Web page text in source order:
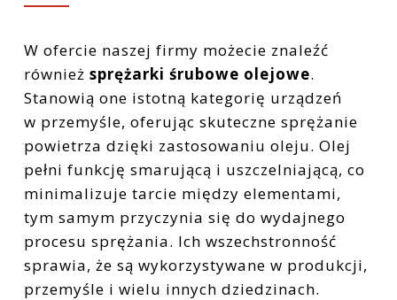
Filtracja
Zbiorniki ciśnieniowe
Instalacje
W ofercie naszej firmy możecie znaleźć
również sprężarki śrubowe olejowe.
Stanowią one istotną kategorię urządzeń
w przemyśle, oferując skuteczne sprężanie
powietrza dzięki zastosowaniu oleju. Olej
pełni funkcję smarującą i uszczelniającą, co
minimalizuje tarcie między elementami,
tym samym przyczynia się do wydajnego
procesu sprężania. Ich wszechstronność
sprawia, że są wykorzystywane w produkcji,
przemyśle i wielu innych dziedzinach.